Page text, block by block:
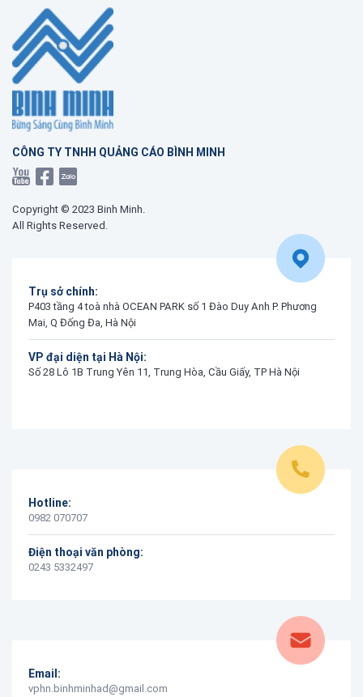
CÔNG TY TNHH QUẢNG CÁO BÌNH MINH
Copyright © 2023 Binh Minh.
All Rights Reserved.
Trụ sở chính:
P403 tầng 4 toà nhà OCEAN PARK số 1 Đào Duy Anh P. Phương
Mai, Q Đống Đa, Hà Nội
VP đại diện tại Hà Nội:
Số 28 Lô 1B Trung Yên 11, Trung Hòa, Cầu Giấy, TP Hà Nội
Hotline:
0982 070707
Điện thoại văn phòng:
0243 5332497
Email:
vphn.binhminhad@gmail.com